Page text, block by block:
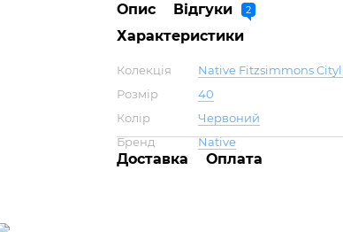
Опис Відгуки 2
Характеристики
Колекція
Native Fitzsimmons
Розмір
40
Колір
Червоний
Бренд
Native
Доставка Оплата